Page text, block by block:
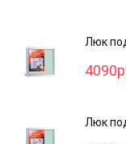
Люк
Люк